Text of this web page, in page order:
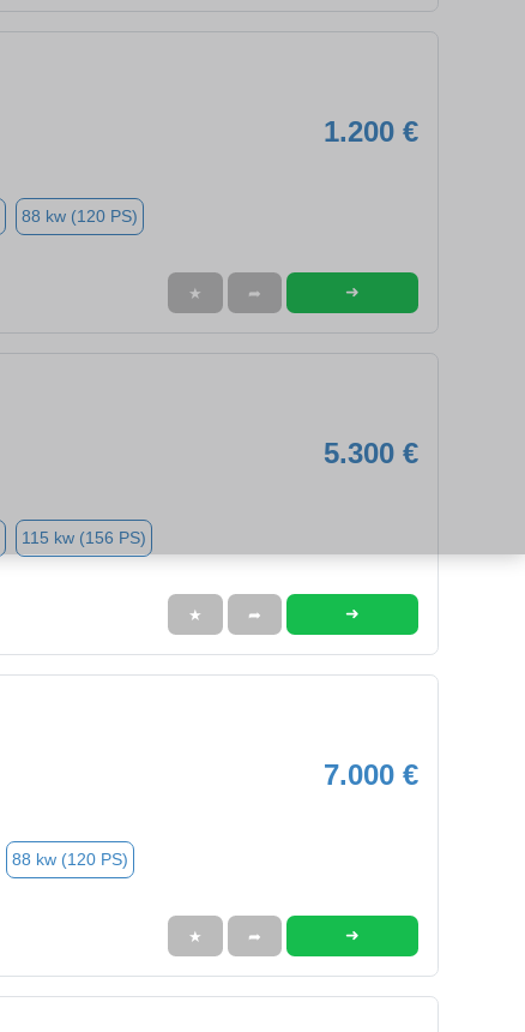
1.200 €
88 kw (120 PS)
★ ➦ ➜
5.300 €
115 kw (156 PS)
★ ➦ ➜
7.000 €
88 kw (120 PS)
★ ➦ ➜